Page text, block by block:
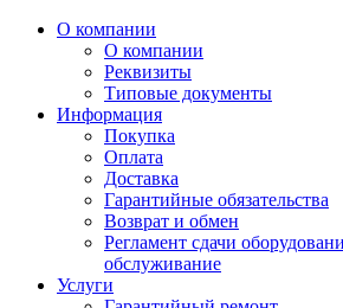
О компании
О компании
Реквизиты
Типовые документы
Информация
Покупка
Оплата
Доставка
Гарантийные обязательства
Возврат и обмен
Регламент сдачи
обслуживание
Услуги